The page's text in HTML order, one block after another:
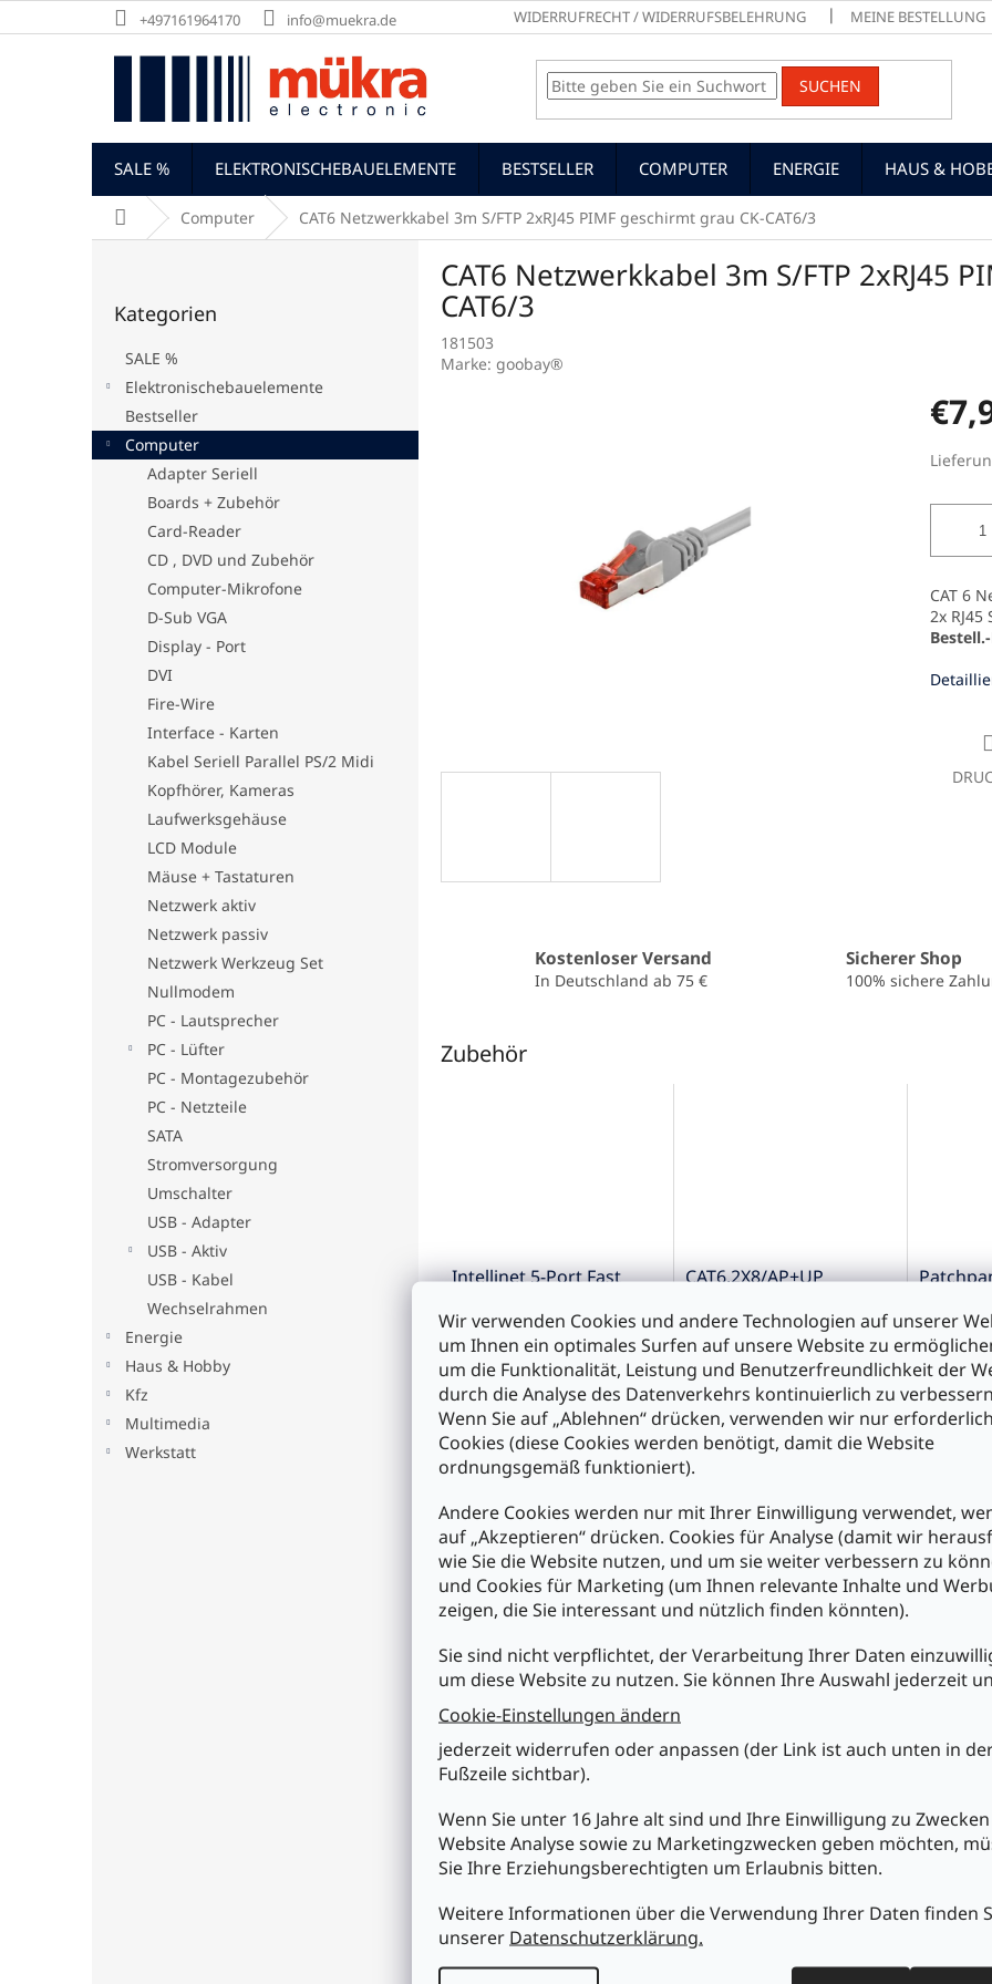
Wir verwenden Cookies und andere Technologien auf unserer
um Ihnen ein optimales Surfen auf unsere Website zu
um die Funktionalität, Leistung und Benutzerfreundlichkeit der
durch die Analyse des Datenverkehrs kontinuierlich zu
Wenn Sie auf „Ablehnen“ drücken, verwenden wir nur
Cookies (diese Cookies werden benötigt, damit die Website
ordnungsgemäß funktioniert).
Andere Cookies werden nur mit Ihrer Einwilligung verwendet,
auf „Akzeptieren“ drücken. Cookies für Analyse (damit wir
wie Sie die Website nutzen, und um sie weiter verbessern zu
und Cookies für Marketing (um Ihnen relevante Inhalte und
zeigen, die Sie interessant und nützlich finden könnten).
Sie sind nicht verpflichtet, der Verarbeitung Ihrer Daten
um diese Website zu nutzen. Sie können Ihre Auswahl jederzeit
Cookie-Einstellungen ändern
jederzeit widerrufen oder anpassen (der Link ist auch unten in
Fußzeile sichtbar).
Wenn Sie unter 16 Jahre alt sind und Ihre Einwilligung zu
Website Analyse sowie zu Marketingzwecken geben möchten,
Sie Ihre Erziehungsberechtigten um Erlaubnis bitten.
Weitere Informationen über die Verwendung Ihrer Daten finden
unserer Datenschutzerklärung.
Inhalt
+497161964170 info@muekra.de WIDERRUFRECHT / WIDERRUFSBELEHRUNG MEINE BESTELLUNG
SUCHEN
SALE % ELEKTRONISCHEBAUELEMENTE BESTSELLER COMPUTER ENERGIE HAUS &
StartseiteComputer CAT6 Netzwerkkabel 3m S/FTP 2xRJ45 PIMF geschirmt grau CK-CAT6/3
überspringen
Kategorien
SALE %
Elektronischebauelemente
Bestseller
Computer
Adapter Seriell
Boards + Zubehör
Card-Reader
CD , DVD und Zubehör
Computer-Mikrofone
D-Sub VGA
Display - Port
DVI
Fire-Wire
Interface - Karten
Kabel Seriell Parallel PS/2 Midi
Kopfhörer, Kameras
Laufwerksgehäuse
LCD Module
Mäuse + Tastaturen
Netzwerk aktiv
Netzwerk passiv
Netzwerk Werkzeug Set
Nullmodem
PC - Lautsprecher
PC - Lüfter
PC - Montagezubehör
PC - Netzteile
SATA
Stromversorgung
Umschalter
USB - Adapter
USB - Aktiv
USB - Kabel
Wechselrahmen
Energie
Haus & Hobby
Kfz
Multimedia
Werkstatt
CAT6 Netzwerkkabel 3m S/FTP 2xRJ45
CAT6/3
181503
Marke: goobay®
CAT 6
2x RJ45
Kostenloser Versand
In Deutschland ab 75 €
Sicherer Shop
100% sichere
Zubehör
Intellinet 5-Port Fast
Metall FES-5100
€22,90
In den Warenkorb
CAT6,2X8/AP+UP
oder Unterputz möglich
€11,90
In den Warenkorb
24x
€64,90
In
Beschreibung Ähnliche (8) Marke
Produktdetailbeschreibung
Goobay CAT 6 Netzwerkkabel 3m, S/FTP, 2xRJ45 stecker, PIMF doppelt
geschirmt, grau.
Eigenschaften :
• doppelt geschirmtes Twisted Pair Kabel
• PIMF (Paare in Metal Folie)
• Paarfolge nach EIA/TIA 568
• Längenangabe auf der Tülle
• mit vergoldeten Kontaktflächen
• Slimline Knickschutztülle, geeignet für alle Patchfelder
Technische Daten :
• Schirmungsmaß: S/FTP (PIMF)
• Innenleiter: 4x2xAWG 27/7 CCA
• Standard: CAT 6 (250MHz)